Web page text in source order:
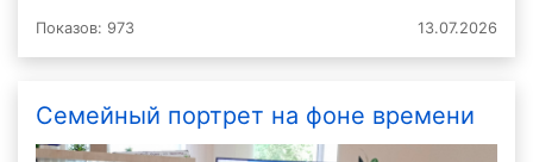
Показов: 973 13.07.2026
Семейный портрет на фоне времени